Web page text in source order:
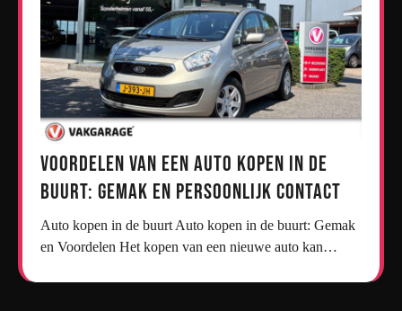
Voordelen van een Auto Kopen in de
Buurt: Gemak en Persoonlijk Contact
Auto kopen in de buurt Auto kopen in de buurt: Gemak
en Voordelen Het kopen van een nieuwe auto kan…